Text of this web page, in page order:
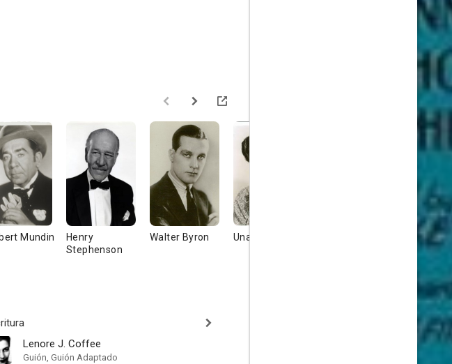
Mundin
Henry
Stephenson
Walter Byron Una O'Connor
Halliwell
Hobbes
Lenore J. Coffee
Guión, Guión Adaptado